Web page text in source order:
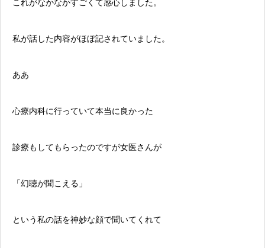
これがなかなかすごくて感心しました。
私が話した内容がほぼ記されていました。
ああ
心療内科に行っていて本当に良かった
診療もしてもらったのですが女医さんが
「幻聴が聞こえる」
という私の話を神妙な顔で聞いてくれて